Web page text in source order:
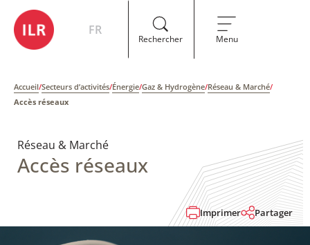
FR
Rechercher Menu
Accueil/Secteurs d’activités/Énergie/Gaz & Hydrogène/Réseau & Marché/
Accès réseaux
Réseau & Marché
Accès réseaux
Imprimer Partager